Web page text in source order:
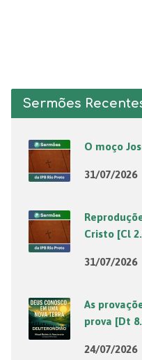
Sermões
O moço
31/07/2026
Cristo [Cl
31/07/2026
As
prova [Dt
24/07/2026